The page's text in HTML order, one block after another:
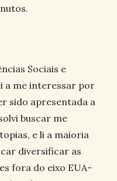
Sociais e
a me interessar por
sido apresentada a
buscar me
e li a maioria
diversificar as
fora do eixo EUA-